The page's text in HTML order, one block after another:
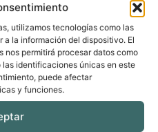
utilizamos tecnologías como las
la información del dispositivo. El
permitirá procesar datos como
identificaciones únicas en este
puede afectar
y funciones.
Propuestas didácticas
para trabajar el ODS 14.
Vida Submarina